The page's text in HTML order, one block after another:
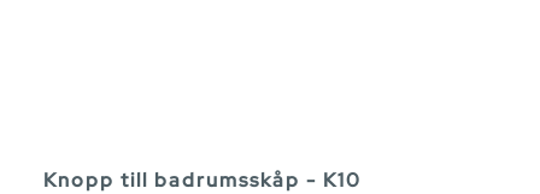
Knopp till badrumsskåp - K10